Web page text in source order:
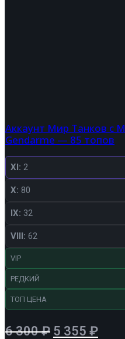
Аккаунт Мир Танков с
Gendarme — 85 топов
XI: 2
X: 80
IX: 32
VIII: 62
VIP
РЕДКИЙ
ТОП ЦЕНА
6 300₽ 5 355 ₽